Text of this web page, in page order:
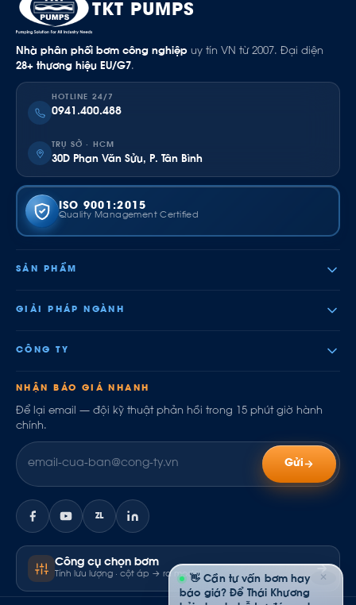
TKT PUMPS
Nhà phân phối bơm công nghiệp uy tín VN từ 2007. Đại diện
28+ thương hiệu EU/G7.
HOTLINE 24/7
0941.400.488
TRỤ SỞ · HCM
30D Phan Văn Sửu, P. Tân Bình
ISO 9001:2015
Quality Management Certified
SẢN PHẨM
GIẢI PHÁP NGÀNH
CÔNG TY
NHẬN BÁO GIÁ NHANH
Để lại email — đội kỹ thuật phản hồi trong 15 phút giờ hành
chính.
Gửi
ZL
Công cụ chọn bơm
Tính lưu lượng · cột áp → ra model ✕
👋 Cần tư vấn bơm hay
báo giá? Để Thái Khương